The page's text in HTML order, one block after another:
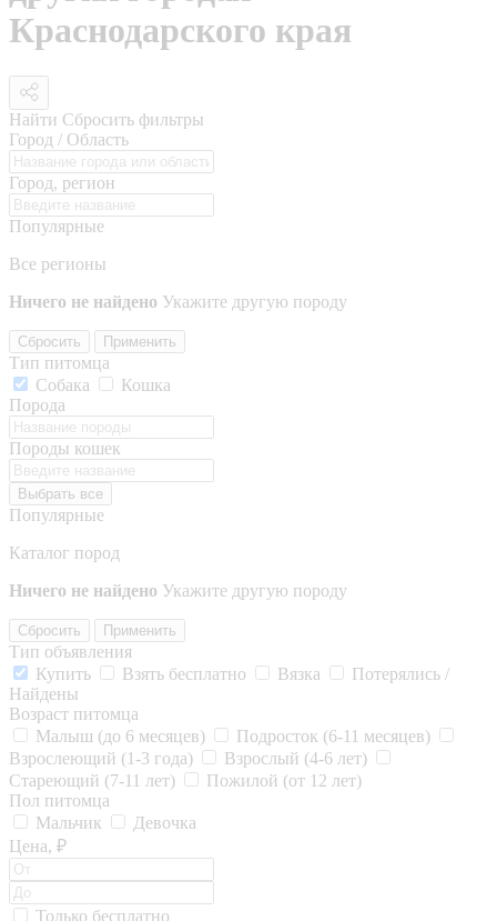
Краснодарского края
Найти Сбросить фильтры
Город / Область
Город, регион
Популярные
Все регионы
Ничего не найдено Укажите другую породу
Сбросить Применить
Тип питомца
Собака
Кошка
Порода
Породы кошек
Выбрать все
Популярные
Каталог пород
Ничего не найдено Укажите другую породу
Сбросить Применить
Тип объявления
Купить
Взять бесплатно Вязка
Потерялись /
Найдены
Возраст питомца
Малыш (до 6 месяцев)
Подросток (6-11 месяцев)
Взрослеющий (1-3 года)
Взрослый (4-6 лет)
Стареющий (7-11 лет)
Пожилой (от 12 лет)
Пол питомца
Мальчик
Девочка
Цена, ₽
Только бесплатно